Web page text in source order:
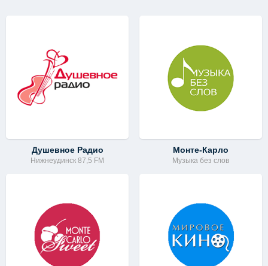
Душевное Радио
Нижнеудинск 87,5 FM
Монте-Карло
Музыка без слов